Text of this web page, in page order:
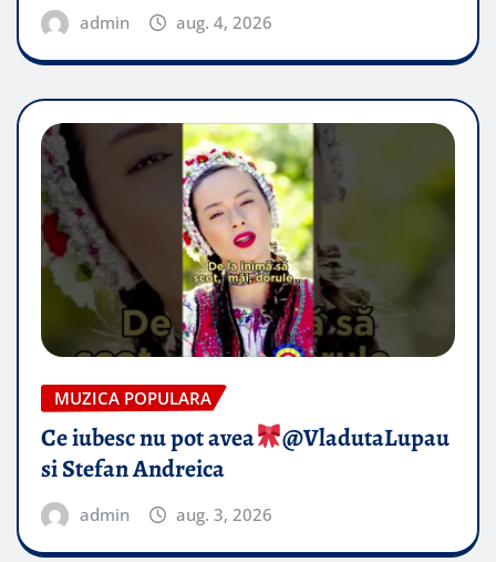
admin aug. 4, 2026
MUZICA POPULARA
Ce iubesc nu pot avea
​@VladutaLupau
si Stefan Andreica
admin aug. 3, 2026